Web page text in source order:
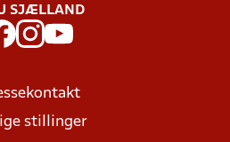
SJÆLLAND
stillinger